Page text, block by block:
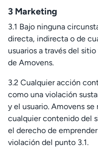
3 Marketing
3.1 Bajo ninguna
directa, indirecta o de
usuarios a través del
de Amovens.
3.2 Cualquier acción
como una violación
y el usuario. Amovens
cualquier contenido del
el derecho de
violación del punto 3.1.